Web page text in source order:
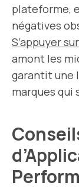
plateforme,
négatives
S’appuyer
amont les
garantit une
marques qui